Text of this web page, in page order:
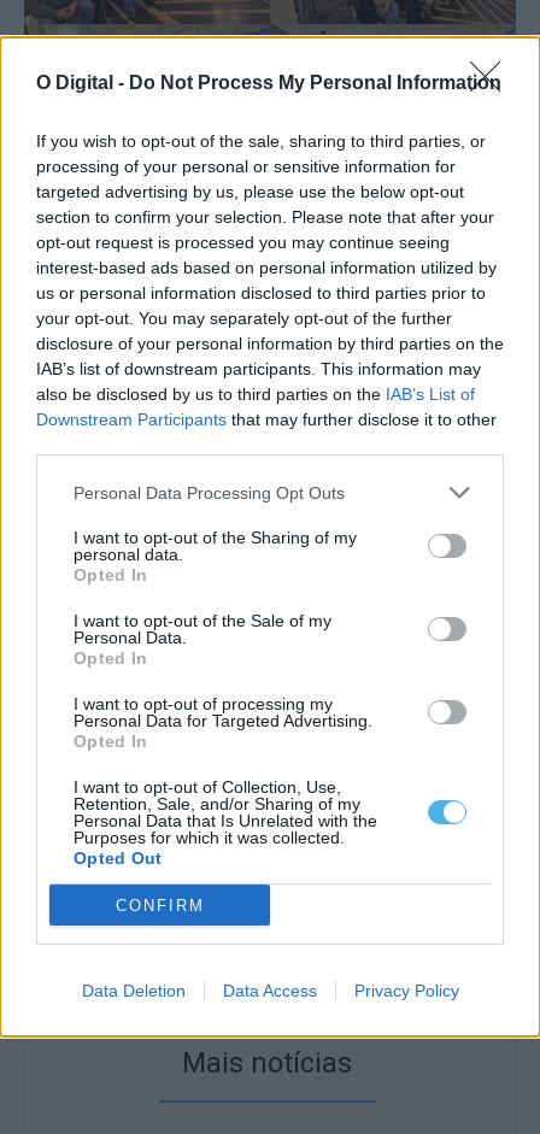
O Digital - Do Not Process My Personal Information
If you wish to opt-out of the sale, sharing to third parties, or
processing of your personal or sensitive information for
targeted advertising by us, please use the below opt-out
section to confirm your selection. Please note that after your
opt-out request is processed you may continue seeing
interest-based ads based on personal information utilized by
us or personal information disclosed to third parties prior to
your opt-out. You may separately opt-out of the further
disclosure of your personal information by third parties on the
IAB’s list of downstream participants. This information may
also be disclosed by us to third parties on the IAB’s List of
Downstream Participants that may further disclose it to other
Personal Data Processing Opt Outs
I want to opt-out of the Sharing of my
personal data.
Opted In
I want to opt-out of the Sale of my
Personal Data.
Opted In
I want to opt-out of processing my
Personal Data for Targeted Advertising.
Opted In
I want to opt-out of Collection, Use,
Retention, Sale, and/or Sharing of my
Personal Data that Is Unrelated with the
Purposes for which it was collected.
Opted Out
CONFIRM
Data Deletion Data Access Privacy Policy
Tags CULTURAL ESTREMOZ
Mais notícias